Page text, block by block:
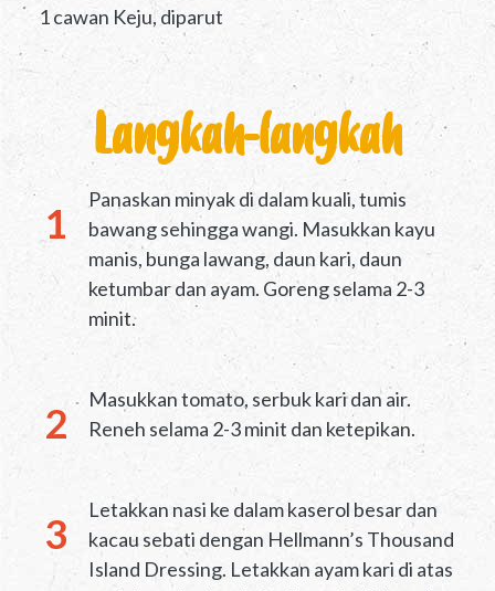
1 cawan Keju, diparut
Langkah-langkah
Panaskan minyak di dalam kuali, tumis
bawang sehingga wangi. Masukkan kayu
manis, bunga lawang, daun kari, daun
ketumbar dan ayam. Goreng selama 2-3
minit.
Masukkan tomato, serbuk kari dan air.
Reneh selama 2-3 minit dan ketepikan.
Letakkan nasi ke dalam kaserol besar dan
kacau sebati dengan Hellmann’s Thousand
Island Dressing. Letakkan ayam kari di atas